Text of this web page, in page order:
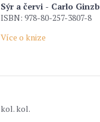
Sýr a červi - Carlo
ISBN: 978-80-257-3807-8
Více o knize
kol. kol.